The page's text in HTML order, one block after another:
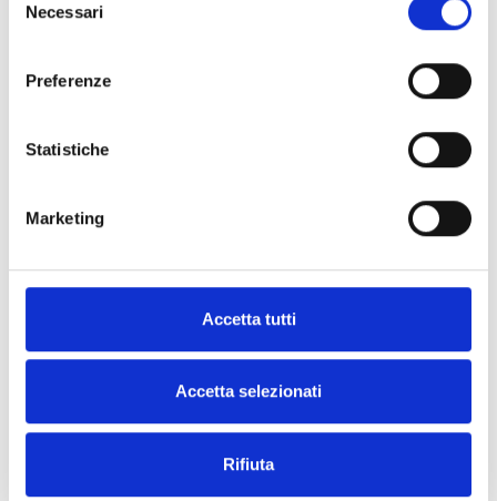
delNecessari
Preferenze
Statistiche
Marketing
Accetta tutti
Accetta selezionati
Rifiuta
Portofino
Via Roma 39 - 16034 Portofino, Italia